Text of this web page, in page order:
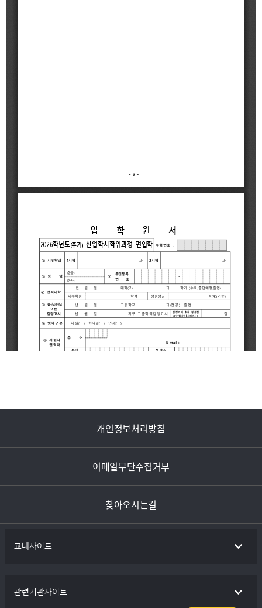
개인정보처리방침
이메일무단수집거부
찾아오시는길
교내사이트
관련기관사이트